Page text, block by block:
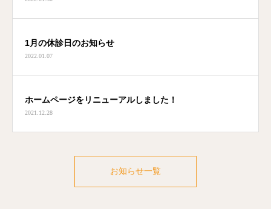
1月の休診日のお知らせ
2022.01.07
ホームページをリニューアルしました！
2021.12.28
お知らせ一覧